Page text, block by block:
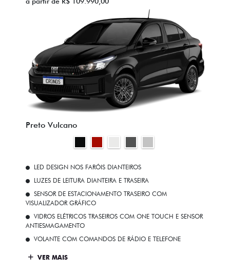
Preto Vulcano
LED DESIGN NOS FARÓIS DIANTEIROS
LUZES DE LEITURA DIANTEIRA E TRASEIRA
SENSOR DE ESTACIONAMENTO TRASEIRO COM
VISUALIZADOR GRÁFICO
VIDROS ELÉTRICOS TRASEIROS COM ONE TOUCH E SENSOR
ANTIESMAGAMENTO
VOLANTE COM COMANDOS DE RÁDIO E TELEFONE
VER MAIS